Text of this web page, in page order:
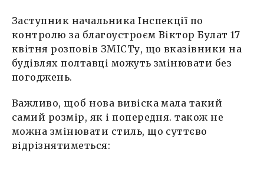
Заступник начальника Інспекції по
контролю за благоустроєм Віктор Булат 17
квітня розповів ЗМІСТу, що вказівники на
будівлях полтавці можуть змінювати без
погоджень.
Важливо, щоб нова вивіска мала такий
самий розмір, як і попередня. також не
можна змінювати стиль, що суттєво
відрізнятиметься: